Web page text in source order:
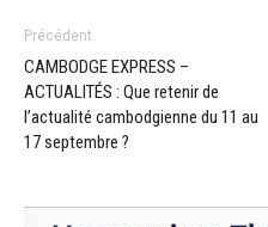
Précédent
CAMBODGE EXPRESS –
ACTUALITÉS : Que retenir de
l’actualité cambodgienne du 11 au
17 septembre ?